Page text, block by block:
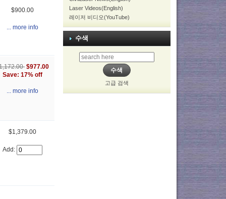
$900.00
... more info
$977.00
Save: 17% off
... more info
$1,379.00
Add:
Laser Videos(English)
레이저 비디오(YouTube)
수색
고급 검색